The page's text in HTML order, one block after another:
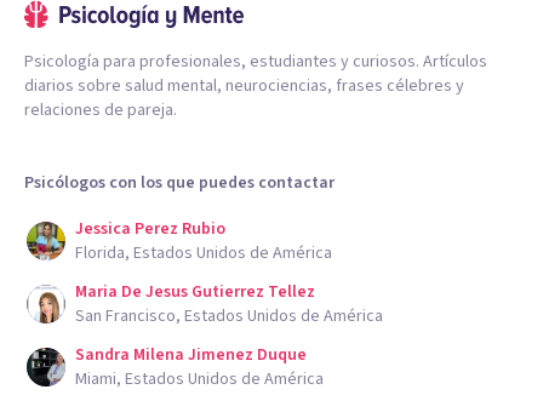
Psicología para profesionales, estudiantes y curiosos. Artículos
diarios sobre salud mental, neurociencias, frases célebres y
relaciones de pareja.
Psicólogos con los que puedes contactar
Jessica Perez Rubio
Florida, Estados Unidos de América
Maria De Jesus Gutierrez Tellez
San Francisco, Estados Unidos de América
Sandra Milena Jimenez Duque
Miami, Estados Unidos de América